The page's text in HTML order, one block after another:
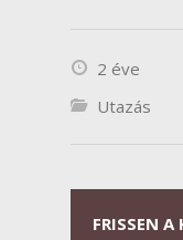
2 éve
Utazás
FRISSEN A